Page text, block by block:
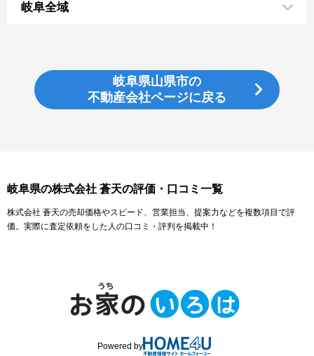
岐阜全域
岐阜県山県市の
不動産会社ページに戻る
岐阜県の株式会社 蒼天の評価・口コミ一覧
株式会社 蒼天の売却価格やスピード、営業担当、提案力などを複数項目で評
価。実際に査定依頼をした人の口コミ・評判を掲載中！
Powered by